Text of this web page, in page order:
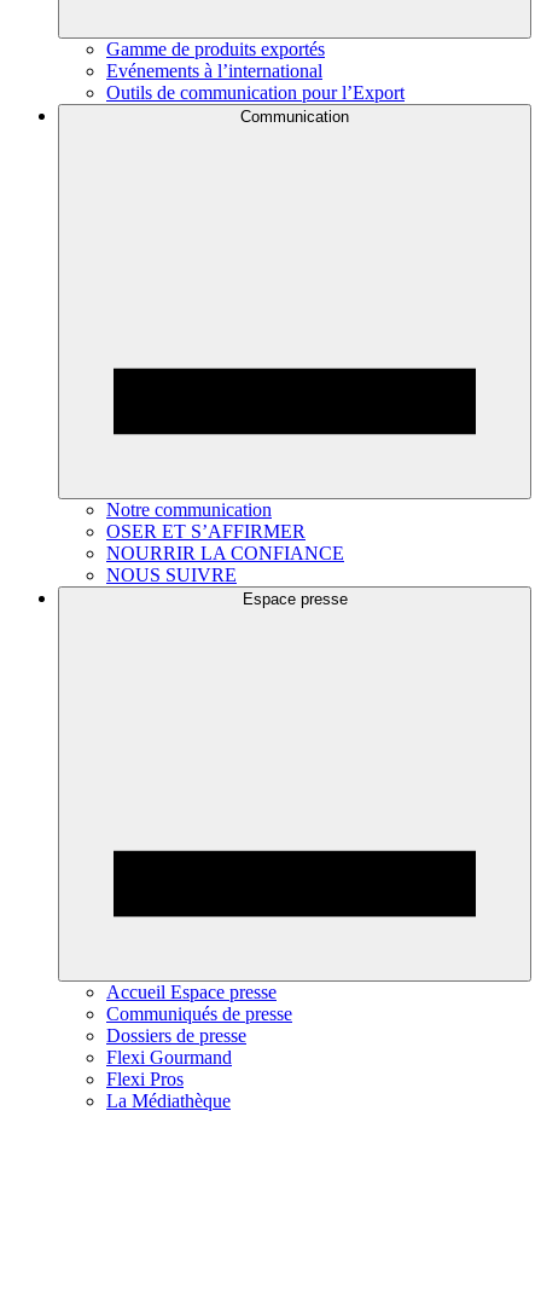
Gamme de produits exportés
Evénements à l’international
Outils de communication pour l’Export
Communication
Notre communication
OSER ET S’AFFIRMER
NOURRIR LA CONFIANCE
NOUS SUIVRE
Espace presse
Accueil Espace presse
Communiqués de presse
Dossiers de presse
Flexi Gourmand
Flexi Pros
La Médiathèque